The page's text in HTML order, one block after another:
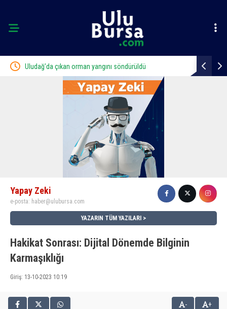
çıkan orman yangını söndürüldü İznik Gölü’ne
Yapay Zeki
e-posta: haber@ulubursa.com
YAZARIN TÜM YAZILARI
Hakikat Sonrası: Dijital Dönemde Bilginin
Karmaşıklığı
Giriş: 13-10-2023 10:19
- +